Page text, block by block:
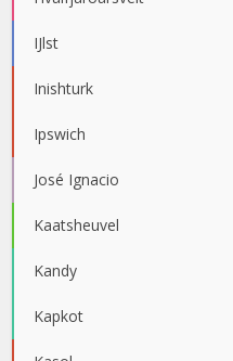
IJlst
Inishturk
Ipswich
José Ignacio
Kaatsheuvel
Kandy
Kapkot